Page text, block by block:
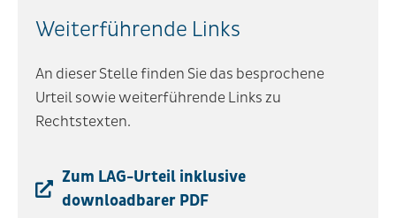
Weiterführende Links
An dieser Stelle finden Sie das besprochene
Urteil sowie weiterführende Links zu
Rechtstexten.
Zum LAG-Urteil inklusive
downloadbarer PDF